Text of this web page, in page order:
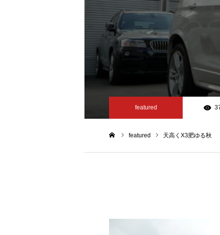
featured
featured 天高くX3肥ゆる秋